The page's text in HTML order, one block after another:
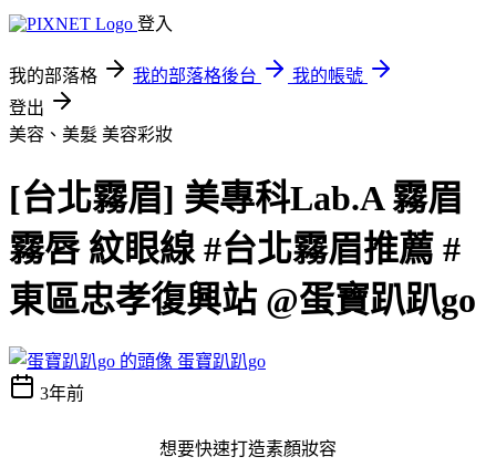
登入
我的部落格 我的部落格後台
我的帳號
登出
美容、美髮 美容彩妝
[台北霧眉] 美專科Lab.A 霧眉
霧唇 紋眼線 #台北霧眉推薦 #
東區忠孝復興站 @蛋寶趴趴go
蛋寶趴趴go
3年前
想要快速打造素顏妝容